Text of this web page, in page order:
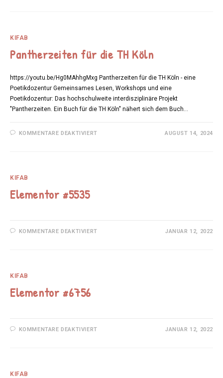
KIFAB
Pantherzeiten für die TH Köln
https://youtu.be/Hg0MAhhgMxg Pantherzeiten für die TH Köln - eine
Poetikdozentur Gemeinsames Lesen, Workshops und eine
Poetikdozentur: Das hochschulweite interdisziplinäre Projekt
"Pantherzeiten. Ein Buch für die TH Köln" nähert sich dem Buch…
KOMMENTARE DEAKTIVIERTFÜR
AUGUST 14, 2024
KIFAB
Elementor #5535
KOMMENTARE DEAKTIVIERTFÜR
JANUAR 12, 2022
KIFAB
Elementor #6756
KOMMENTARE DEAKTIVIERTFÜR
JANUAR 12, 2022
KIFAB